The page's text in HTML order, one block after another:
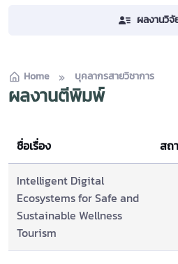
ผลงานวิจั
Home บุคลากรสายวิชาการ
ผลงานตีพิมพ์
ชื่อเรื่อง สถ
Intelligent Digital
Ecosystems for Safe and
Sustainable Wellness
Tourism